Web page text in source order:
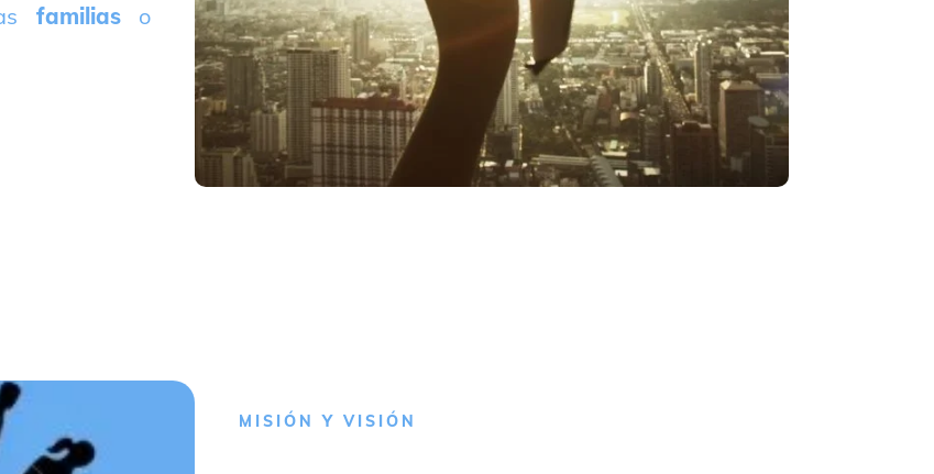
familiaso
MISIÓN Y VISIÓN